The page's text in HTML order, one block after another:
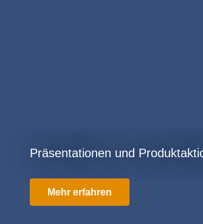
Präsentationen und
Mehr erfahren